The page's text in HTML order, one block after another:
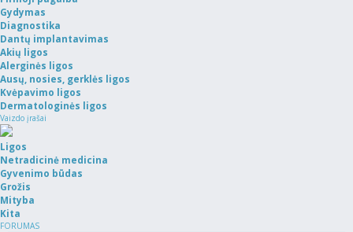
Gydymas
Diagnostika
Dantų implantavimas
Akių ligos
Alerginės ligos
Ausų, nosies, gerklės ligos
Kvėpavimo ligos
Dermatologinės ligos
Vaizdo įrašai
Ligos
Netradicinė medicina
Gyvenimo būdas
Grožis
Mityba
Kita
FORUMAS